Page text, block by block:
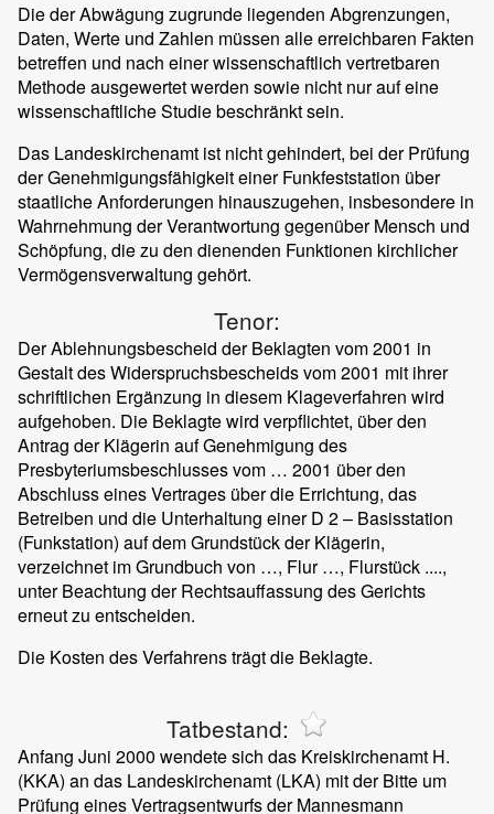
Die der Abwägung zugrunde liegenden Abgrenzungen,
Daten, Werte und Zahlen müssen alle erreichbaren Fakten
betreffen und nach einer wissenschaftlich vertretbaren
Methode ausgewertet werden sowie nicht nur auf eine
wissenschaftliche Studie beschränkt sein.
Das Landeskirchenamt ist nicht gehindert, bei der Prüfung
der Genehmigungsfähigkeit einer Funkfeststation über
staatliche Anforderungen hinauszugehen, insbesondere in
Wahrnehmung der Verantwortung gegenüber Mensch und
Schöpfung, die zu den dienenden Funktionen kirchlicher
Vermögensverwaltung gehört.
Tenor:
Der Ablehnungsbescheid der Beklagten vom 2001 in
Gestalt des Widerspruchsbescheids vom 2001 mit ihrer
schriftlichen Ergänzung in diesem Klageverfahren wird
aufgehoben. Die Beklagte wird verpflichtet, über den
Antrag der Klägerin auf Genehmigung des
Presbyteriumsbeschlusses vom … 2001 über den
Abschluss eines Vertrages über die Errichtung, das
Betreiben und die Unterhaltung einer D 2 – Basisstation
(Funkstation) auf dem Grundstück der Klägerin,
verzeichnet im Grundbuch von …, Flur …, Flurstück ....,
unter Beachtung der Rechtsauffassung des Gerichts
erneut zu entscheiden.
Die Kosten des Verfahrens trägt die Beklagte.
Tatbestand:
Anfang Juni 2000 wendete sich das Kreiskirchenamt H.
(KKA) an das Landeskirchenamt (LKA) mit der Bitte um
Prüfung eines Vertragsentwurfs der Mannesmann